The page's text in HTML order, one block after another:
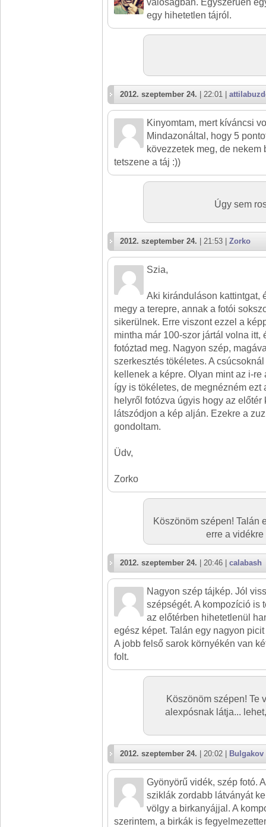
valóságban. Egyszerűen
egy hihetetlen tájról.
2012. szeptember 24. | 22:01 |
Kinyomtam, mert kíváncsi
Mindazonáltal, hogy 5
kövezzetek meg, de
tetszene a táj :))
Úgy sem
2012. szeptember 24. | 21:53 | Zorko
Szia,
Aki kiránduláson kattintgat,
megy a terepre, annak a fotói
sikerülnek. Erre viszont ezzel a
mintha már 100-szor jártál volna itt,
fotóztad meg. Nagyon szép,
szerkesztés tökéletes. A
kellenek a képre. Olyan mint az i-re
így is tökéletes, de megnézném ezt
helyről fotózva úgyis hogy az előtér
látszódjon a kép alján. Ezekre a
gondoltam.
Üdv,
Zorko
Köszönöm szépen! Talán
erre a
2012. szeptember 24. | 20:46 | calabash
Nagyon szép tájkép. Jól
szépségét. A kompozíció is
az előtérben hihetetlenül
egész képet. Talán egy nagyon
A jobb felső sarok környékén van
folt.
Köszönöm szépen! Te
alexpósnak látja...
2012. szeptember 24. | 20:02 | Bulgakov
Gyönyörű vidék, szép fotó.
sziklák zordabb látványát
völgy a birkanyájjal. A
szerintem, a birkák is